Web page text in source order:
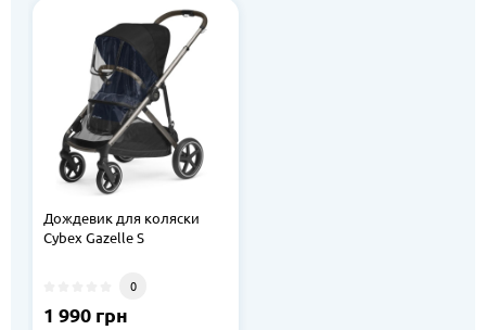
Дождевик для коляски
Cybex Gazelle S
0
1 990 грн